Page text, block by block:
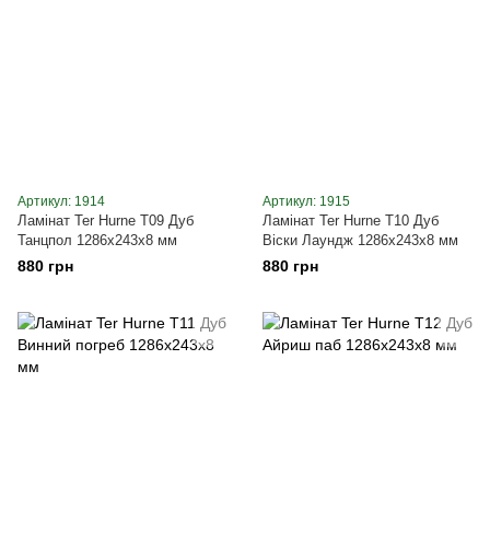
Артикул: 1914
Ламінат Ter Hurne T09 Дуб
Танцпол 1286x243x8 мм
880 грн
Артикул: 1915
Ламінат Ter Hurne T10 Дуб
Віски Лаундж 1286x243x8 мм
880 грн